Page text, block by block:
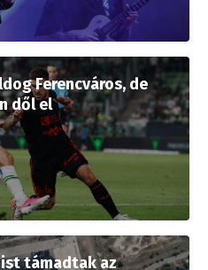
Ferencváros, de
dől el
támadtak az